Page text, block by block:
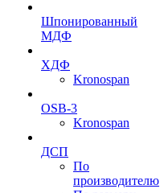
Шпонированный
МДФ
ХДФ
Kronospan
OSB-3
Kronospan
ДСП
По
производителю